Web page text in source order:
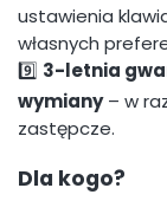
ustawienia
własnych
9️⃣ 3-letnia
wymiany– w
zastępcze.
Dla kogo?